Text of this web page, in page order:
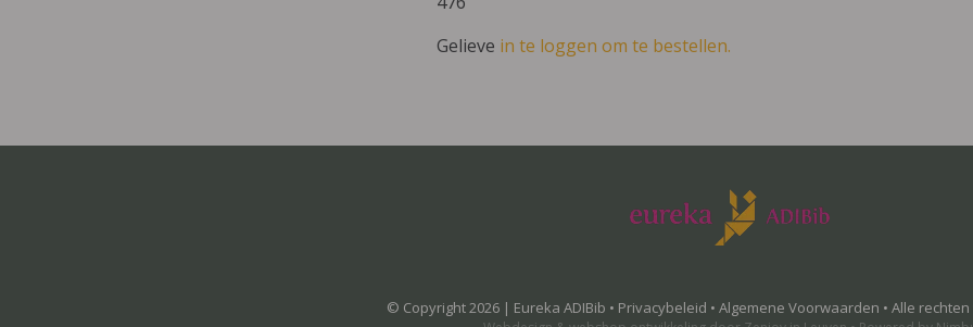
Gelieve in te loggen om te bestellen.
© Copyright 2026 | Eureka ADIBib • Privacybeleid • Algemene Voorwaarden • Alle